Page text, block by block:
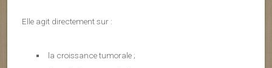
Elle agit directement sur :
la croissance tumorale ;